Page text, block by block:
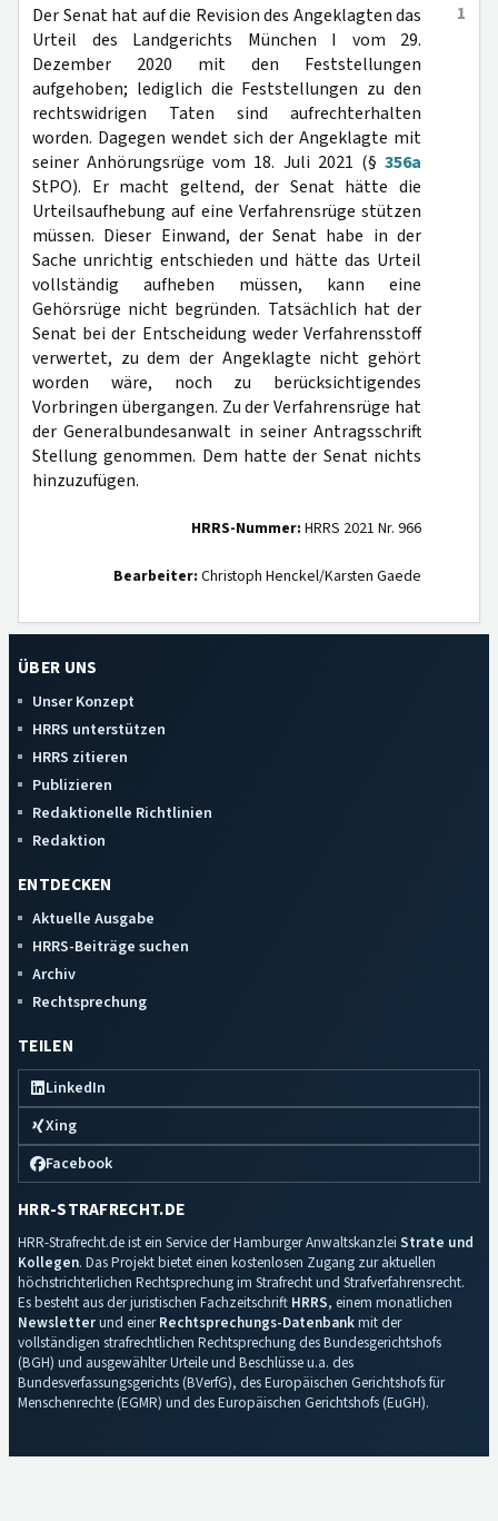
1
Der Senat hat auf die Revision des Angeklagten das
Urteil des Landgerichts München I vom 29.
Dezember 2020 mit den Feststellungen
aufgehoben; lediglich die Feststellungen zu den
rechtswidrigen Taten sind aufrechterhalten
worden. Dagegen wendet sich der Angeklagte mit
seiner Anhörungsrüge vom 18. Juli 2021 (§ 356a
StPO). Er macht geltend, der Senat hätte die
Urteilsaufhebung auf eine Verfahrensrüge stützen
müssen. Dieser Einwand, der Senat habe in der
Sache unrichtig entschieden und hätte das Urteil
vollständig aufheben müssen, kann eine
Gehörsrüge nicht begründen. Tatsächlich hat der
Senat bei der Entscheidung weder Verfahrensstoff
verwertet, zu dem der Angeklagte nicht gehört
worden wäre, noch zu berücksichtigendes
Vorbringen übergangen. Zu der Verfahrensrüge hat
der Generalbundesanwalt in seiner Antragsschrift
Stellung genommen. Dem hatte der Senat nichts
hinzuzufügen.
HRRS-Nummer: HRRS 2021 Nr. 966
Bearbeiter: Christoph Henckel/Karsten Gaede
ÜBER UNS
Unser Konzept
HRRS unterstützen
HRRS zitieren
Publizieren
Redaktionelle Richtlinien
Redaktion
ENTDECKEN
Aktuelle Ausgabe
HRRS-Beiträge suchen
Archiv
Rechtsprechung
TEILEN
LinkedIn
Xing
Facebook
HRR-STRAFRECHT.DE
HRR-Strafrecht.de ist ein Service der Hamburger Anwaltskanzlei Strate und
Kollegen. Das Projekt bietet einen kostenlosen Zugang zur aktuellen
höchstrichterlichen Rechtsprechung im Strafrecht und Strafverfahrensrecht.
Es besteht aus der juristischen Fachzeitschrift HRRS, einem monatlichen
Newsletterund einerRechtsprechungs-Datenbankmit der
vollständigen strafrechtlichen Rechtsprechung des Bundesgerichtshofs
(BGH) und ausgewählter Urteile und Beschlüsse u.a. des
Bundesverfassungsgerichts (BVerfG), des Europäischen Gerichtshofs für
Menschenrechte (EGMR) und des Europäischen Gerichtshofs (EuGH).